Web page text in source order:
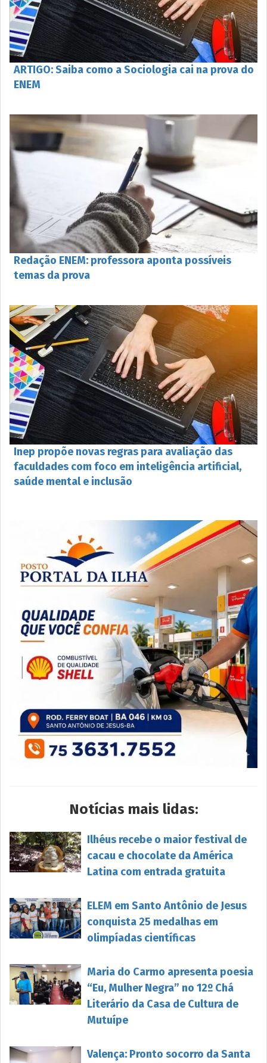
ARTIGO: Saiba como a Sociologia cai na prova do
ENEM
Redação ENEM: professora aponta possíveis
temas da prova
Inep propõe novas regras para avaliação das
faculdades com foco em inteligência artificial,
saúde mental e inclusão
Notícias mais lidas:
Ilhéus recebe o maior festival de
cacau e chocolate da América
Latina com entrada gratuita
ELEM em Santo Antônio de Jesus
conquista 25 medalhas em
olimpíadas científicas
Maria do Carmo apresenta poesia
“Eu, Mulher Negra” no 12º Chá
Literário da Casa de Cultura de
Mutuípe
Valença: Pronto socorro da Santa